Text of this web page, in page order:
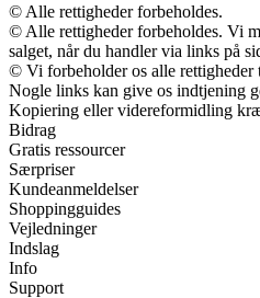
© Alle rettigheder forbeholdes.
© Alle rettigheder forbeholdes. Vi
salget, når du handler via links på
© Vi forbeholder os alle rettigheder
Nogle links kan give os indtjening
Kopiering eller videreformidling
Bidrag
Gratis ressourcer
Særpriser
Kundeanmeldelser
Shoppingguides
Vejledninger
Indslag
Info
Support